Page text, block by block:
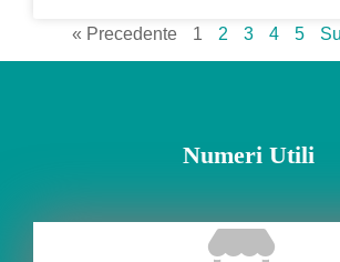
« Precedente 1 2 3 4 5
Numeri Utili